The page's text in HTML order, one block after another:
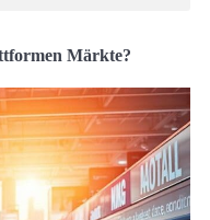
Märkte?